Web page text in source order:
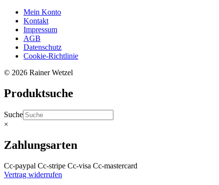
Mein Konto
Kontakt
Impressum
AGB
Datenschutz
Cookie-Richtlinie
© 2026 Rainer Wetzel
Produktsuche
Suche
×
Zahlungsarten
Cc-paypal Cc-stripe Cc-visa Cc-mastercard
Vertrag widerrufen